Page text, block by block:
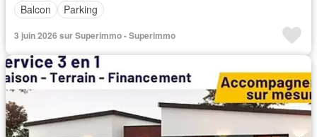
Balcon
Parking
3 juin 2026 sur Superimmo - Superimmo